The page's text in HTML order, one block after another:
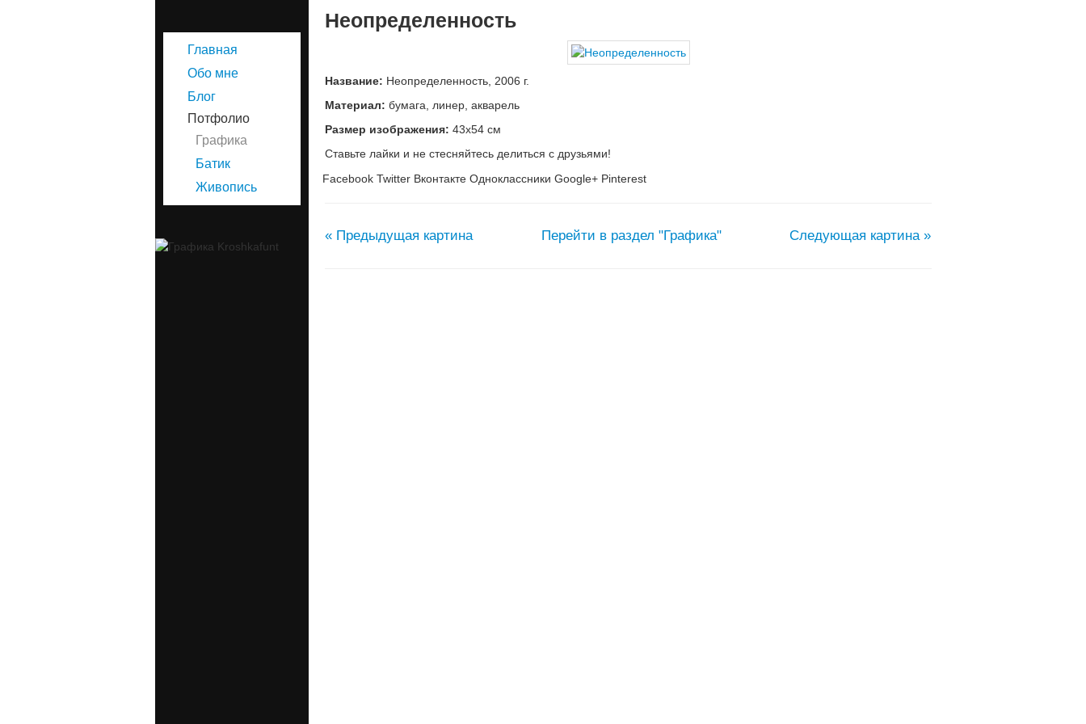
Главная
Обо мне
Блог
Потфолио
Графика
Батик
Живопись
Неопределенность
Название: Неопределенность, 2006 г.
Материал: бумага, линер, акварель
Размер изображения: 43х54 см
Ставьте лайки и не стесняйтесь делиться с друзьями!
Facebook Twitter Вконтакте Одноклассники Google+ Pinterest
« Предыдущая картина Перейти в раздел "Графика" Следующая картина »